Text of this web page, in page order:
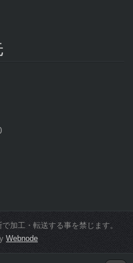
加工・転送する事を禁じます。
Webnode